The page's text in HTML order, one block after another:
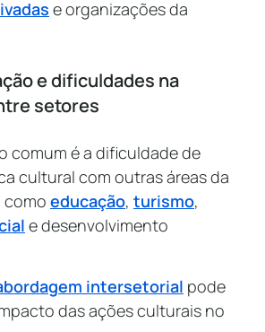
e organizações da
e dificuldades na
setores
comum é a dificuldade de
cultural com outras áreas da
educação, turismo,
e desenvolvimento
intersetorial pode
das ações culturais no